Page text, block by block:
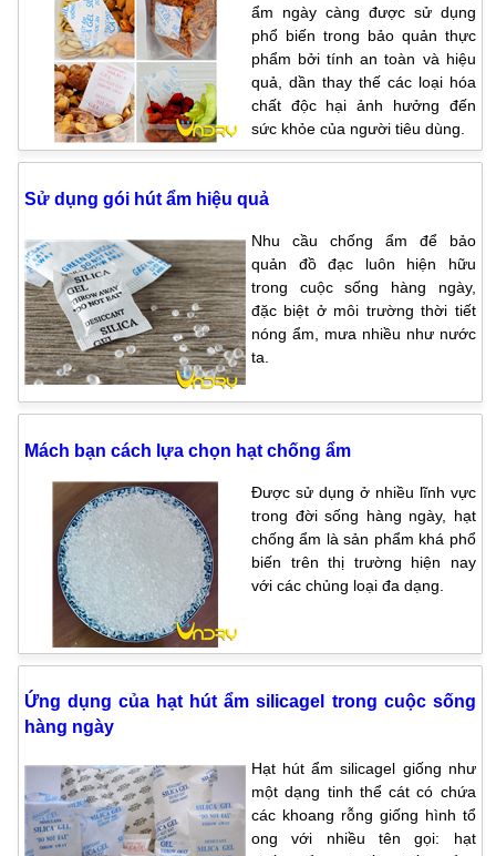
ẩm ngày càng được sử dụng
phổ biến trong bảo quản thực
phẩm bởi tính an toàn và hiệu
quả, dần thay thế các loại hóa
chất độc hại ảnh hưởng đến
sức khỏe của người tiêu dùng.
Sử dụng gói hút ẩm hiệu quả
Nhu cầu chống ẩm để bảo
quản đồ đạc luôn hiện hữu
trong cuộc sống hàng ngày,
đặc biệt ở môi trường thời tiết
nóng ẩm, mưa nhiều như nước
ta.
Mách bạn cách lựa chọn hạt chống ẩm
Được sử dụng ở nhiều lĩnh vực
trong đời sống hàng ngày, hạt
chống ẩm là sản phẩm khá phổ
biến trên thị trường hiện nay
với các chủng loại đa dạng.
Ứng dụng của hạt hút ẩm silicagel trong cuộc sống
hàng ngày
Hạt hút ẩm silicagel giống như
một dạng tinh thể cát có chứa
các khoang rỗng giống hình tổ
ong với nhiều tên gọi: hạt